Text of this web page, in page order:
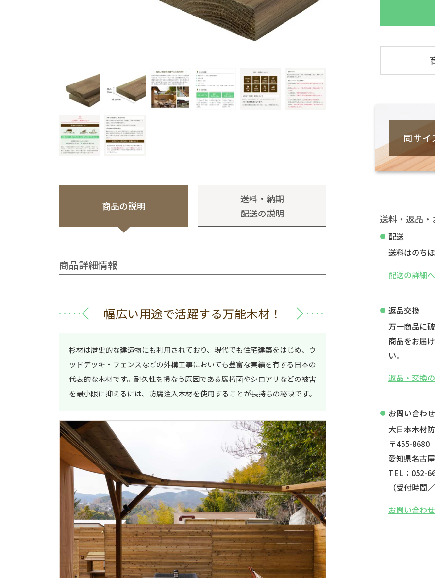
商品の説明
送料・納期
配送の説明
商品詳細情報
幅広い用途で活躍する万能木材！
杉材は歴史的な建造物にも利用されており、現代でも住宅建築をはじめ、ウ
ッドデッキ・フェンスなどの外構工事においても豊富な実績を有する日本の
代表的な木材です。耐久性を損なう原因である腐朽菌やシロアリなどの被害
を最小限に抑えるには、防腐注入木材を使用することが長持ちの秘訣です。
同サイ
送料・返品
配送
送料はのち
配送の詳細へ
返品交換
万一商品に
商品をお届
い。
返品・交換
お問い合わせ
大日本木材
〒455-8680
愛知県名古
TEL：052-
（受付時間
お問い合わ